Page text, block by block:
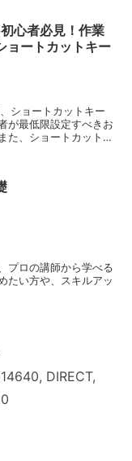
心者必見！作業
ョートカットキー
ショートカットキー
が最低限設定すべきお
た、ショートカットキ
プロの講師から学べる
たい方や、スキルアッ
DIRECT,